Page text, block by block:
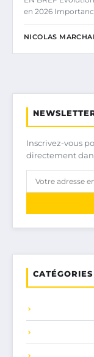
en 2026
NICOLAS
Inscrivez-vous
directement
CATÉGORIES